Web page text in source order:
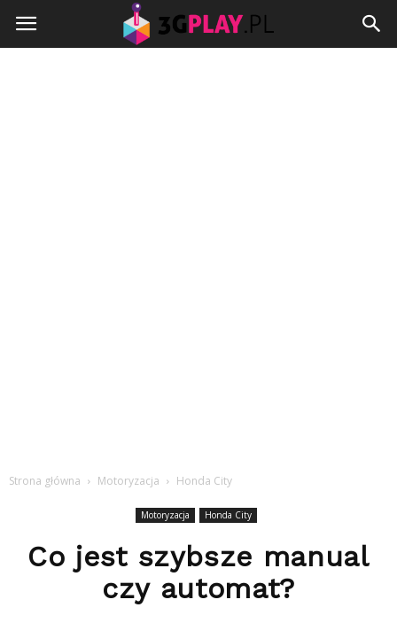
3gplay.pl
Strona główna Motoryzacja Honda City
Motoryzacja Honda City
Co jest szybsze manual
czy automat?